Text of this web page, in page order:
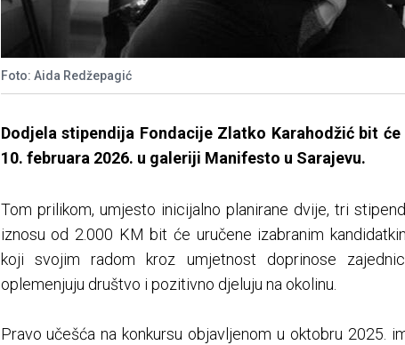
Foto: Aida Redžepagić
Dodjela stipendija Fondacije Zlatko Karahodžić bit
10. februara 2026. u galeriji Manifesto u Sarajevu.
Tom prilikom, umjesto inicijalno planirane dvije, tri
iznosu od 2.000 KM bit će uručene izabranim
koji svojim radom kroz umjetnost doprinose
oplemenjuju društvo i pozitivno djeluju na okolinu.
Pravo učešća na konkursu objavljenom u oktobru 2025.